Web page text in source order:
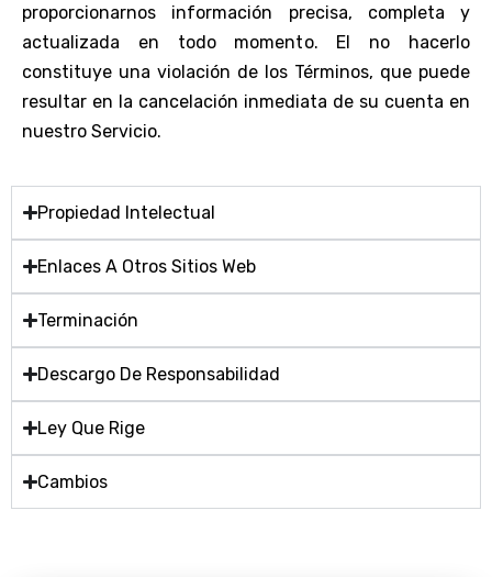
proporcionarnos información precisa, completa y
actualizada en todo momento. El no hacerlo
constituye una violación de los Términos, que puede
resultar en la cancelación inmediata de su cuenta en
nuestro Servicio.
Propiedad Intelectual
Enlaces A Otros Sitios Web
Terminación
Descargo De Responsabilidad
Ley Que Rige
Cambios